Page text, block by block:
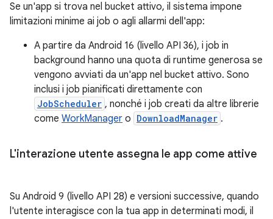
Se un'app si trova nel bucket attivo, il sistema impone
limitazioni minime ai job o agli allarmi dell'app:
A partire da Android 16 (livello API 36), i job in
background hanno una quota di runtime generosa se
vengono avviati da un'app nel bucket attivo. Sono
inclusi i job pianificati direttamente con
JobScheduler , nonché i job creati da altre librerie
come WorkManager o DownloadManager .
L'interazione utente assegna le app come attive
Su Android 9 (livello API 28) e versioni successive, quando
l'utente interagisce con la tua app in determinati modi, il